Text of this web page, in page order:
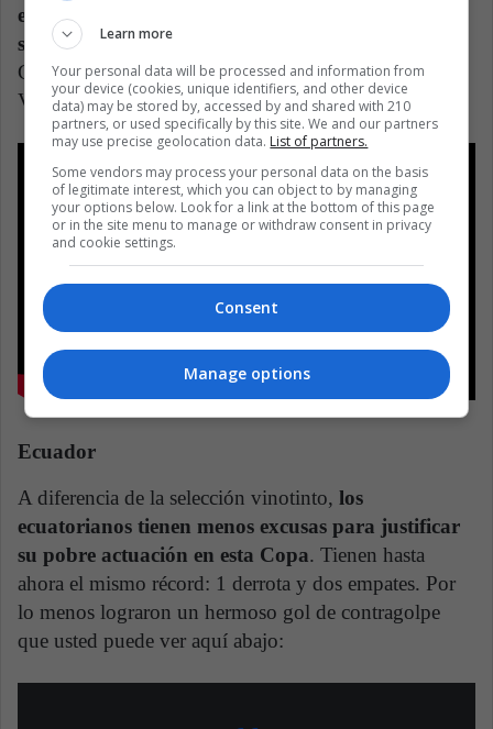
en esta Copa con dignidad a pesar de bajas
significativas por la COVID-19
Con empates luchados ante Colombia y Ecuador, los
Venezolanos se han impuesto con dignidad y altura.
Ecuador
A diferencia de la selección vinotinto, los
ecuatorianos tienen menos excusas para justificar
su pobre actuación en esta Copa. Tienen hasta
ahora el mismo récord: 1 derrota y dos empates. Por
lo menos lograron un hermoso gol de contragolpe
que usted puede ver aquí abajo:
Learn more
Your personal data will be processed and information from
your device (cookies, unique identifiers, and other device
data) may be stored by, accessed by and shared with 210
partners, or used specifically by this site. We and our partners
may use precise geolocation data. List of partners.
Some vendors may process your personal data on the basis
of legitimate interest, which you can object to by managing
your options below. Look for a link at the bottom of this page
or in the site menu to manage or withdraw consent in privacy
and cookie settings.
Consent
Manage options